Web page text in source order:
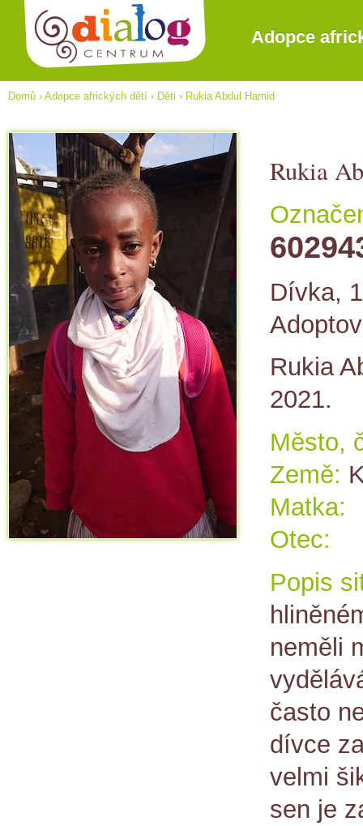
Adopce
Domů › Adopce afrických dětí › Děti › Rukia Abdul Hamid
Rukia
Dívka,
Rukia
2021.
Město,
Země:
Matka:
Otec:
Popis
neměli
často
dívce
velmi
sen je